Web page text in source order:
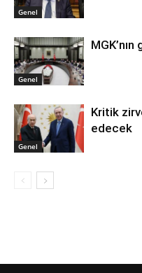
Genel
Genel
Genel
Kritik
edecek